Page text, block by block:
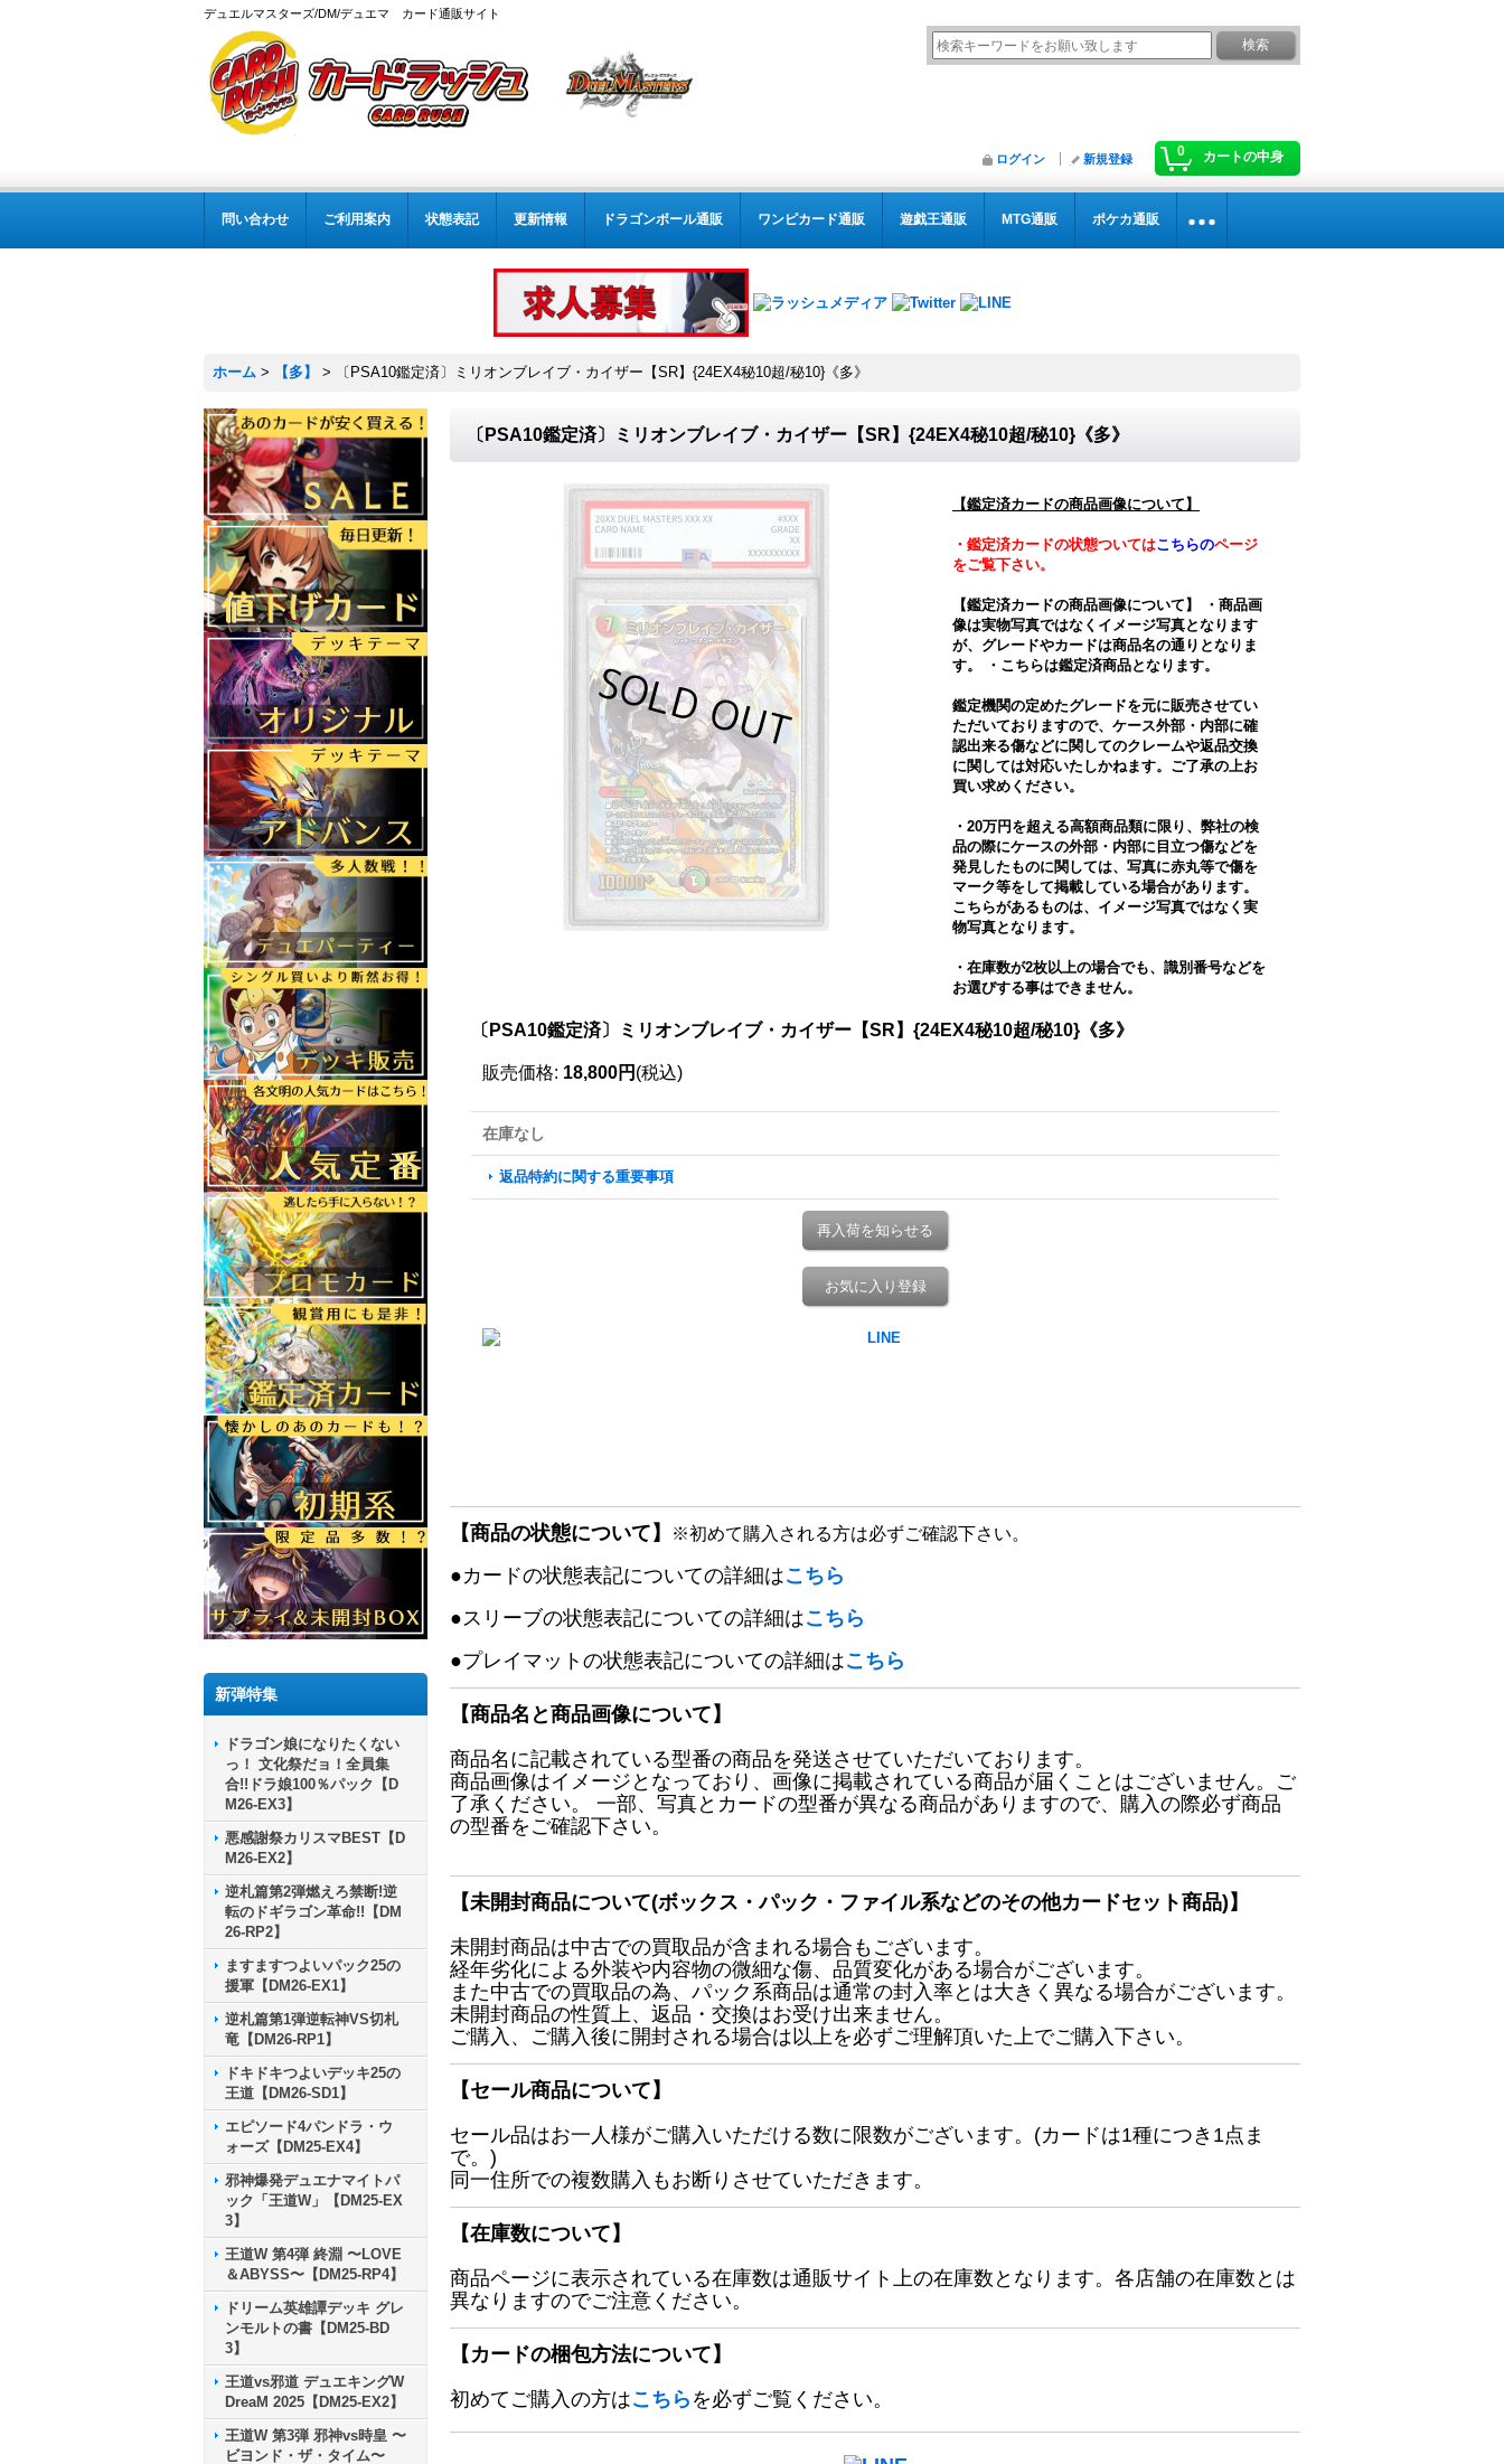
デュエルマスターズ/DM/デュエマ カード通販サイト
0 カートの中身
ログイン 新規登録
問い合わせ ご利用案内 状態表記 更新情報 ドラゴンボール通販 ワンピカード通販 遊戯王通販 MTG通販 ポケカ通販
ホーム > 【多】 > 〔PSA10鑑定済〕ミリオンブレイブ・カイザー【SR】{24EX4秘10超/秘10}《多》
新弾特集
ドラゴン娘になりたくない
っ！ 文化祭だョ！全員集
合!!ドラ娘100％パック【D
M26-EX3】
悪感謝祭カリスマBEST【D
M26-EX2】
逆札篇第2弾燃えろ禁断!逆
転のドギラゴン革命!!【DM
26-RP2】
ますますつよいパック25の
援軍【DM26-EX1】
逆札篇第1弾逆転神VS切札
竜【DM26-RP1】
ドキドキつよいデッキ25の
王道【DM26-SD1】
エピソード4パンドラ・ウ
ォーズ【DM25-EX4】
邪神爆発デュエナマイトパ
ック「王道W」【DM25-EX
3】
王道W 第4弾 終淵 〜LOVE
＆ABYSS〜【DM25-RP4】
ドリーム英雄譚デッキ グレ
ンモルトの書【DM25-BD
3】
王道vs邪道 デュエキングW
DreaM 2025【DM25-EX2】
王道W 第3弾 邪神vs時皇 〜
ビヨンド・ザ・タイム〜
〔PSA10鑑定済〕ミリオンブレイブ・カイザー【SR】{24EX4秘10超/秘10}《多》
【鑑定済カードの商品画像について】
・鑑定済カードの状態ついてはこちらのページ
をご覧下さい。
【鑑定済カードの商品画像について】 ・商品画
像は実物写真ではなくイメージ写真となります
が、グレードやカードは商品名の通りとなりま
す。 ・こちらは鑑定済商品となります。
鑑定機関の定めたグレードを元に販売させてい
ただいておりますので、ケース外部・内部に確
認出来る傷などに関してのクレームや返品交換
に関しては対応いたしかねます。ご了承の上お
買い求めください。
・20万円を超える高額商品類に限り、弊社の検
品の際にケースの外部・内部に目立つ傷などを
発見したものに関しては、写真に赤丸等で傷を
マーク等をして掲載している場合があります。
こちらがあるものは、イメージ写真ではなく実
物写真となります。
・在庫数が2枚以上の場合でも、識別番号などを
お選びする事はできません。
〔PSA10鑑定済〕ミリオンブレイブ・カイザー【SR】{24EX4秘10超/秘10}《多》
販売価格: 18,800円 (税込)
在庫なし
返品特約に関する重要事項
再入荷を知らせる
お気に入り登録
【商品の状態について】 ※初めて購入される方は必ずご確認下さい。
●カードの状態表記についての詳細はこちら
●スリーブの状態表記についての詳細はこちら
●プレイマットの状態表記についての詳細はこちら
【商品名と商品画像について】
商品名に記載されている型番の商品を発送させていただいております。
商品画像はイメージとなっており、画像に掲載されている商品が届くことはございません。ご
了承ください。 一部、写真とカードの型番が異なる商品がありますので、購入の際必ず商品
の型番をご確認下さい。
【未開封商品について(ボックス・パック・ファイル系などのその他カードセット商品)】
未開封商品は中古での買取品が含まれる場合もございます。
経年劣化による外装や内容物の微細な傷、品質変化がある場合がございます。
また中古での買取品の為、パック系商品は通常の封入率とは大きく異なる場合がございます。
未開封商品の性質上、返品・交換はお受け出来ません。
ご購入、ご購入後に開封される場合は以上を必ずご理解頂いた上でご購入下さい。
【セール商品について】
セール品はお一人様がご購入いただける数に限数がございます。(カードは1種につき1点ま
で。)
同一住所での複数購入もお断りさせていただきます。
【在庫数について】
商品ページに表示されている在庫数は通販サイト上の在庫数となります。各店舗の在庫数とは
異なりますのでご注意ください。
【カードの梱包方法について】
初めてご購入の方はこちら を必ずご覧ください。